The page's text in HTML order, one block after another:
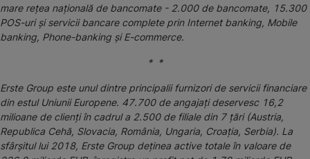
mare rețea națională de bancomate - 2.000 de bancomate, 15.300
POS-uri și servicii bancare complete prin Internet banking, Mobile
banking, Phone-banking și E-commerce.
* *
Erste Group este unul dintre principalii furnizori de servicii financiare
din estul Uniunii Europene. 47.700 de angajați deservesc 16,2
milioane de clienți în cadrul a 2.500 de filiale din 7 țări (Austria,
Republica Cehă, Slovacia, România, Ungaria, Croația, Serbia). La
sfârșitul lui 2018, Erste Group deținea active totale în valoare de